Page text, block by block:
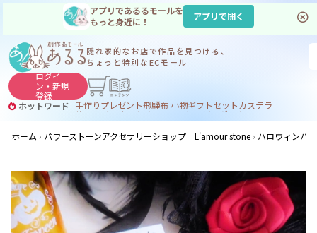
アプリであるるモールを
もっと身近に！
アプリで開く
隠れ家的なお店で作品を見つける、
ちょっと特別なECモール
ログイ
ン・新規
登録
ホットワード 手作りプレゼント飛騨布 小物ギフトセットカステラ
サヌカイト コーヒー
ジンギスカン
ホーム
パワーストーンアクセサリーショップ L'amour stone ハロウィンハ